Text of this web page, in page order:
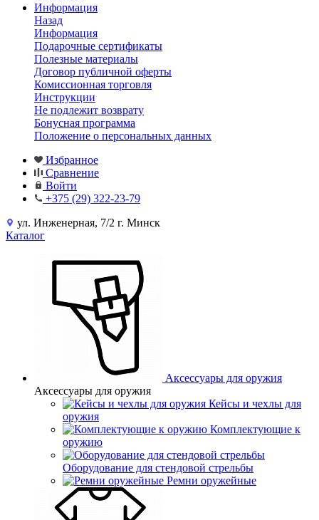
Информация
Назад
Информация
Подарочные сертификаты
Полезные материалы
Договор публичной оферты
Комиссионная торговля
Инструкции
Не подлежит возврату
Бонусная программа
Положение о персональных данных
Избранное
Сравнение
Войти
+375 (29) 322-23-79
ул. Инженерная, 7/2 г. Минск
Каталог
Аксессуары для оружия
Аксессуары для оружия
Кейсы и чехлы для
оружия
Комплектующие к
оружию
Оборудование для стендовой стрельбы
Ремни оружейные